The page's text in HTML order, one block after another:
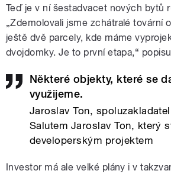
Teď je v ní šestadvacet nových bytů
„Zdemolovali jsme zchátralé tovární
ještě dvě parcely, kde máme
dvojdomky. Je to první etapa,“
Některé objekty, které se
využijeme.
Jaroslav Ton,
Salutem Jaroslav Ton, který
developerským projektem
Investor má ale velké plány i v